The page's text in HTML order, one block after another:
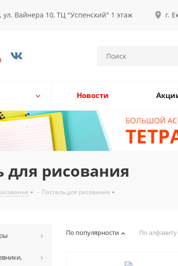
ул. Вайнера 10, ТЦ "Успенский" 1 этаж г.
Новости
для рисования
- Пастель для рисования
По популярности По алфавиту